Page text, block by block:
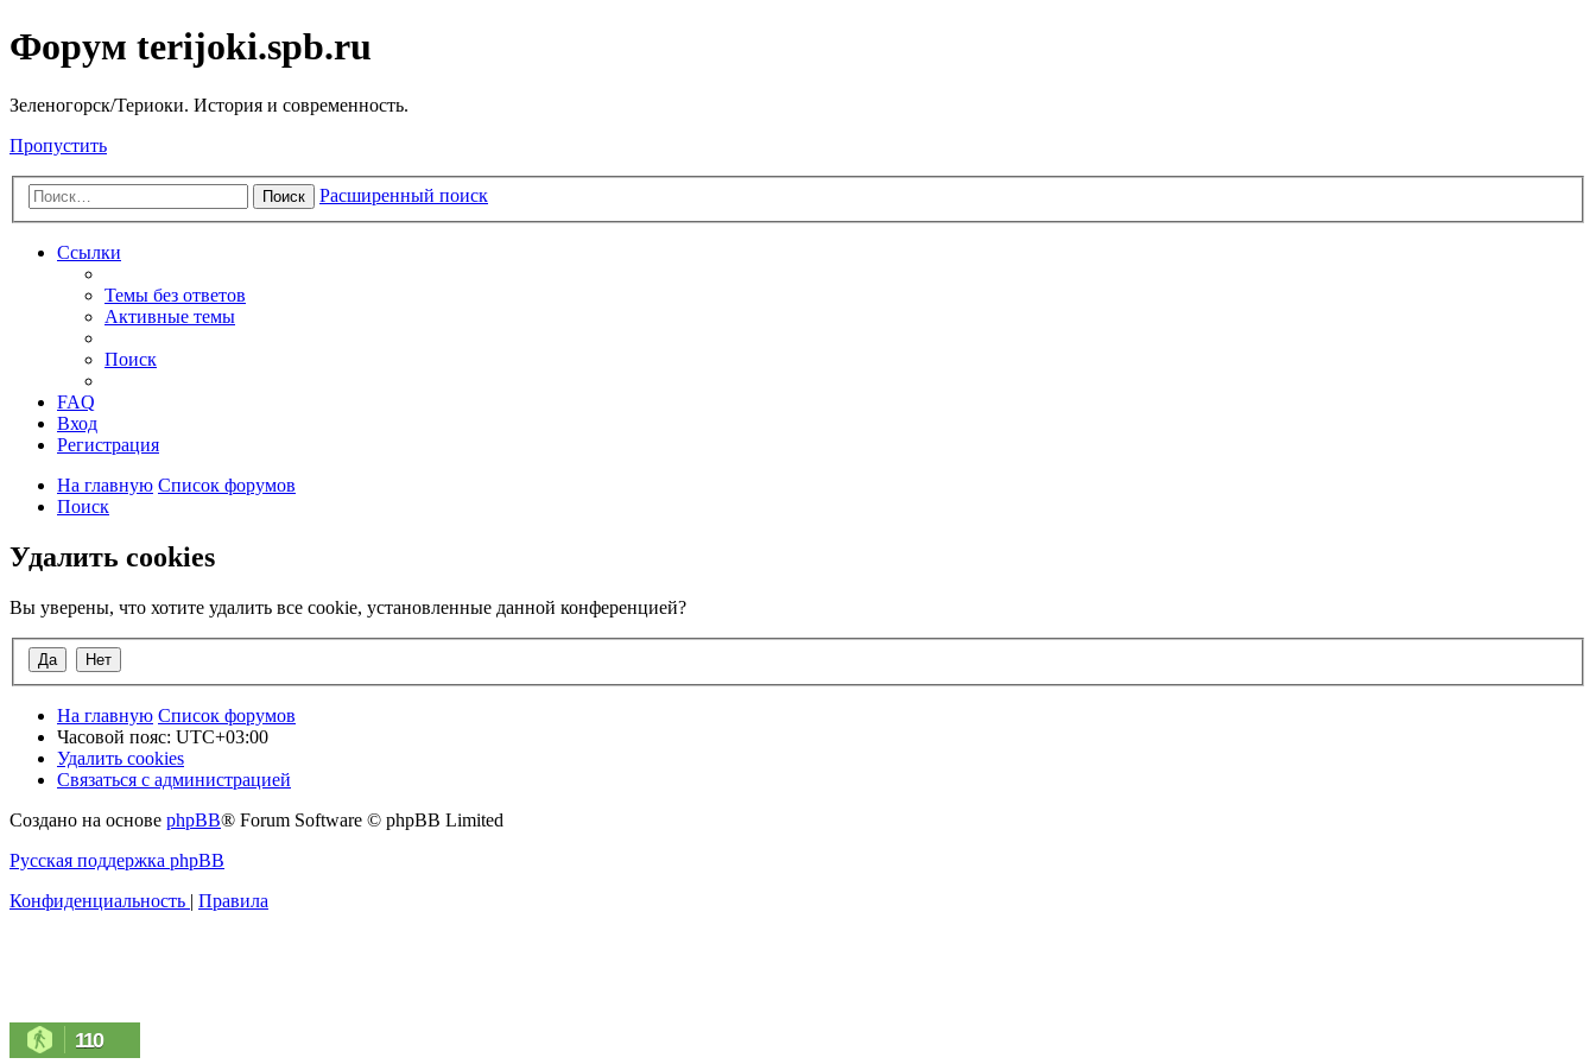
Форум terijoki.spb.ru
Зеленогорск/Териоки. История и современность.
Пропустить
Поиск Расширенный поиск
Ссылки
Темы без ответов
Активные темы
Поиск
FAQ
Вход
Регистрация
На главную Список форумов
Поиск
Удалить cookies
Вы уверены, что хотите удалить все cookie, установленные данной конференцией?
На главную Список форумов
Часовой пояс: UTC+03:00
Удалить cookies
Связаться с администрацией
Создано на основе phpBB® Forum Software © phpBB Limited
Русская поддержка phpBB
Конфиденциальность | Правила
110